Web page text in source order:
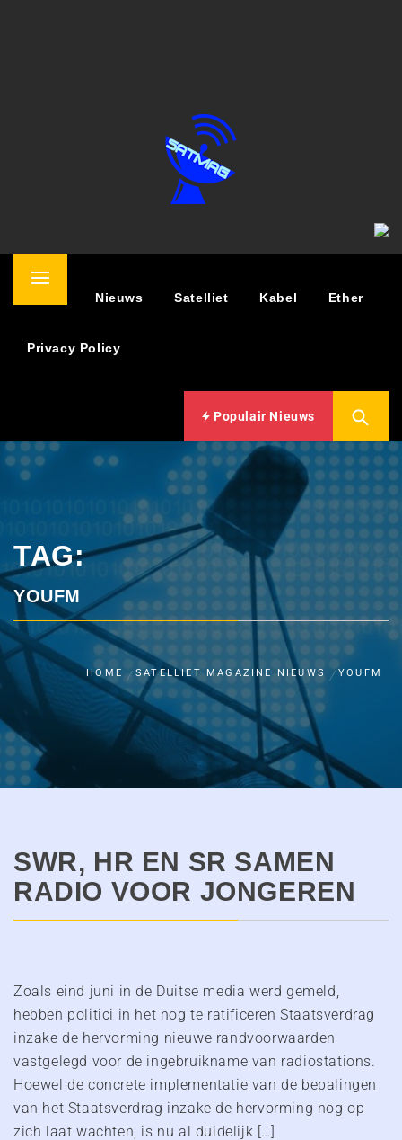
SATELLIET MAGAZINE
Primary
Nieuws Satelliet Kabel Ether
Privacy Policy
Populair Nieuws
TAG:
YOUFM
HOME SATELLIET MAGAZINE NIEUWS YOUFM
SWR, HR EN SR SAMEN
RADIO VOOR JONGEREN
Zoals eind juni in de Duitse media werd gemeld,
hebben politici in het nog te ratificeren Staatsverdrag
inzake de hervorming nieuwe randvoorwaarden
vastgelegd voor de ingebruikname van radiostations.
Hoewel de concrete implementatie van de bepalingen
van het Staatsverdrag inzake de hervorming nog op
zich laat wachten, is nu al duidelijk […]